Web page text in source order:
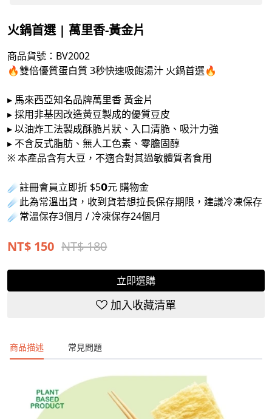
火鍋首選 | 萬里香-黃金片
商品貨號：BV2002
🔥雙倍優質蛋白質 3秒快速吸飽湯汁 火鍋首選🔥
▸ 馬來西亞知名品牌萬里香 黃金片
▸ 採用非基因改造黃豆製成的優質豆皮
▸ 以油炸工法製成酥脆片狀、入口清脆、吸汁力強
▸ 不含反式脂肪、無人工色素、零膽固醇
※ 本產品含有大豆，不適合對其過敏體質者食用
☄註冊會員立即折 $5𝟬元 購物金
☄此為常溫出貨，收到貨若想拉長保存期限，建議冷凍保存
☄常溫保存3個月 / 冷凍保存24個月
NT$ 150 NT$ 180
立即選購
加入收藏清單
商品描述 常見問題